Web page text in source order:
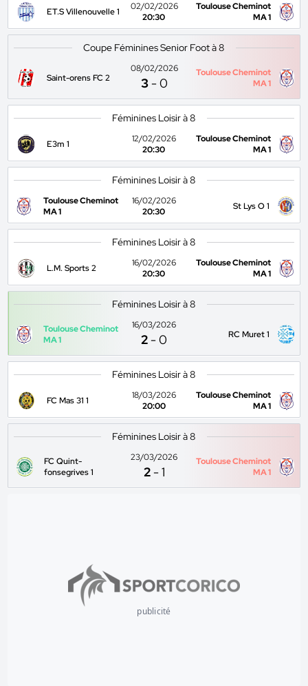
ET.S Villenouvelle 1
02/02/2026
20:30
Toulouse Cheminot
MA 1
Coupe Féminines Senior Foot à 8
Saint-orens FC 2
08/02/2026
3 -0
Toulouse Cheminot
MA 1
Féminines Loisir à 8
E3m 1
12/02/2026
20:30
Toulouse Cheminot
MA 1
Féminines Loisir à 8
Toulouse Cheminot
MA 1
16/02/2026
20:30
St Lys O 1
Féminines Loisir à 8
L.M. Sports 2
16/02/2026
20:30
Toulouse Cheminot
MA 1
Féminines Loisir à 8
Toulouse Cheminot
MA 1
16/03/2026
2 -0 RC Muret 1
Féminines Loisir à 8
FC Mas 31 1
18/03/2026
20:00
Toulouse Cheminot
MA 1
Féminines Loisir à 8
FC Quint-
fonsegrives 1
23/03/2026
2 -1
Toulouse Cheminot
MA 1
publicité